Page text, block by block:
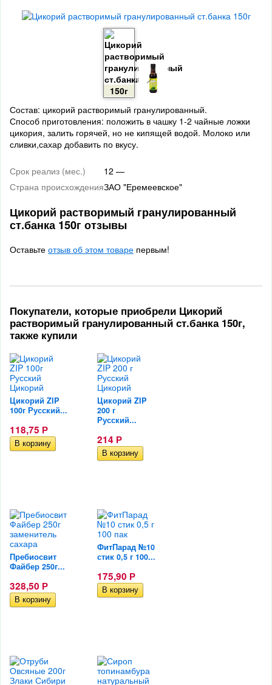
Состав: цикорий растворимый гранулированный.
Способ приготовления: положить в чашку 1-2 чайные ложки
цикория, залить горячей, но не кипящей водой. Молоко или
сливки,сахар добавить по вкусу.
Срок реализ (мес.)
12 —
Страна происхожденияЗАО "Еремеевское"
Цикорий растворимый гранулированный
ст.банка 150г отзывы
Оставьте отзыв об этом товаре первым!
Покупатели, которые приобрели Цикорий
растворимый гранулированный ст.банка 150г,
также купили
Цикорий ZIP
100г Русский...
118,75 Р
Цикорий ZIP
200 г
Русский...
214 Р
Пребиосвит
Файбер 250г...
328,50 Р
ФитПарад №10
стик 0,5 г 100...
175,90 Р